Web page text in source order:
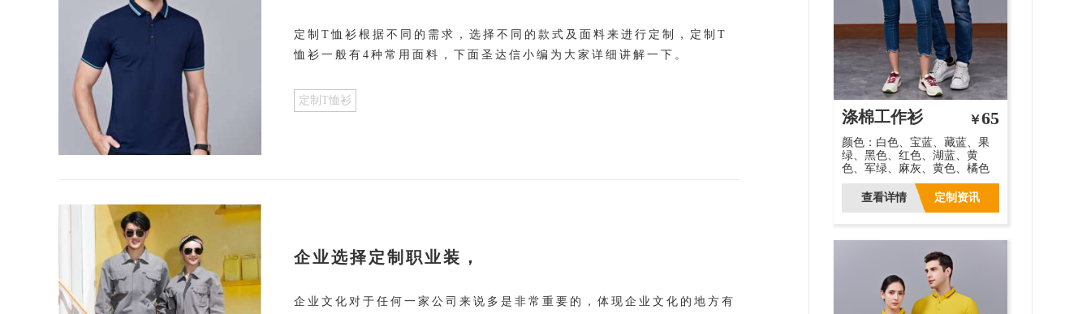
定制T恤衫根据不同的需求，选择不同的款式及面料来进行定制，定制T
恤衫一般有4种常用面料，下面圣达信小编为大家详细讲解一下。
定制T恤衫
企业选择定制职业装，
企业文化对于任何一家公司来说多是非常重要的，体现企业文化的地方有
涤棉工作衫 ￥65
颜色：白色、宝蓝、藏蓝、果
绿、黑色、红色、湖蓝、黄
色、军绿、麻灰、黄色、橘色
查看详情 定制资讯